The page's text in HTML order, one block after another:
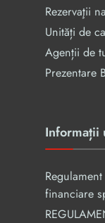
Rezervaţii
Unități de
Agenții de
Prezentare
Informații
financiare